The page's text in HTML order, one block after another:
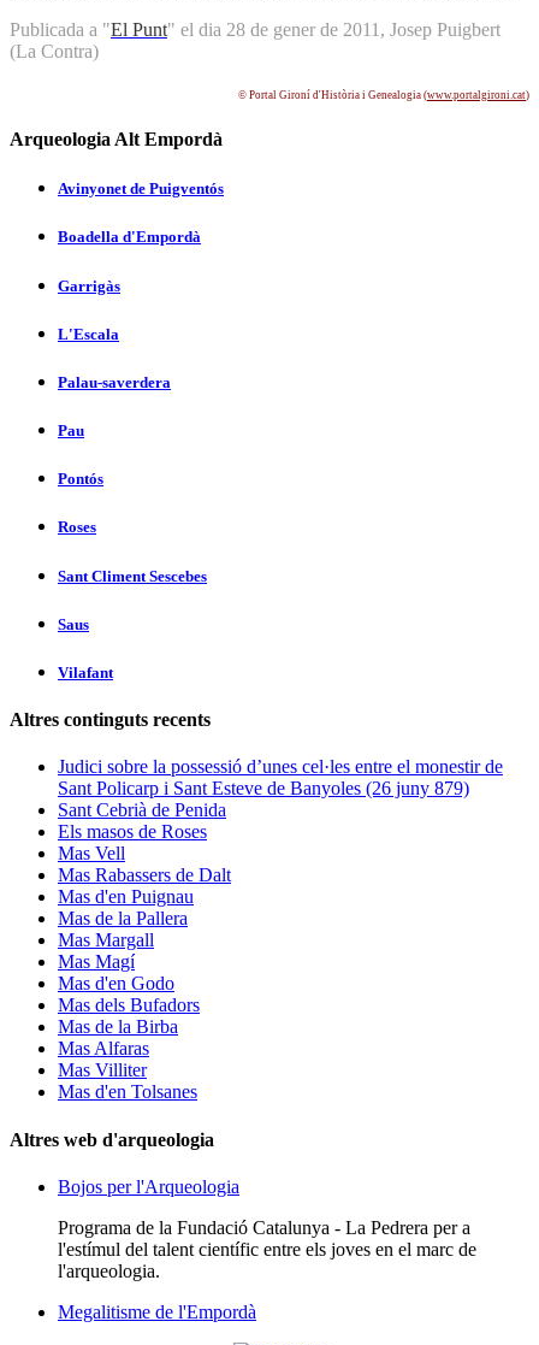
Publicada a "El Punt" el dia 28 de gener de 2011, Josep Puigbert
(La Contra)
© Portal Gironí d'Història i Genealogia (www.portalgironi.cat)
Arqueologia Alt Empordà
Avinyonet de Puigventós
Boadella d'Empordà
Garrigàs
L'Escala
Palau-saverdera
Pau
Pontós
Roses
Sant Climent Sescebes
Saus
Vilafant
Altres continguts recents
Judici sobre la possessió d’unes cel·les entre el monestir de
Sant Policarp i Sant Esteve de Banyoles (26 juny 879)
Sant Cebrià de Penida
Els masos de Roses
Mas Vell
Mas Rabassers de Dalt
Mas d'en Puignau
Mas de la Pallera
Mas Margall
Mas Magí
Mas d'en Godo
Mas dels Bufadors
Mas de la Birba
Mas Alfaras
Mas Villiter
Mas d'en Tolsanes
Altres web d'arqueologia
Bojos per l'Arqueologia
Programa de la Fundació Catalunya - La Pedrera per a
l'estímul del talent científic entre els joves en el marc de
l'arqueologia.
Megalitisme de l'Empordà